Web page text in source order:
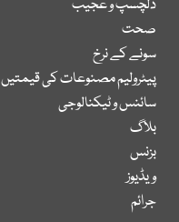
دلچسپ و عجیب
صحت
سونے کے نرخ
پیٹرولیم مصنوعات کی قیمتیں
سائنس و ٹیکنالوجی
بلاگ
بزنس
ویڈیوز
جرائم